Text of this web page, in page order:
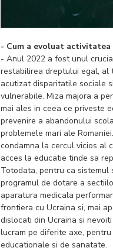
- Cum a evoluat
- Anul 2022 a fost unul
restabilirea dreptului egal, al
acutizat disparitatile sociale
vulnerabile. Miza majora a
mai ales in ceea ce priveste
prevenire a abandonului
problemele mari ale
condamna la cercul vicios al
acces la educatie tinde sa
Totodata, pentru ca sistemul
programul de dotare a
aparatura medicala
frontiera cu Ucraina si, mai
dislocati din Ucraina si
lucram pe diferite axe,
educationale si de sanatate.